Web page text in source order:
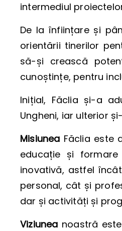
intermediul
De la înființare și
orientării tinerilor
să-și crească
cunoștințe, pentru
Inițial, Făclia și-a
Ungheni, iar ulterior
Misiunea Făclia este
educație și
inovativă, astfel
personal, cât și
dar și activități și
Viziunea noastră